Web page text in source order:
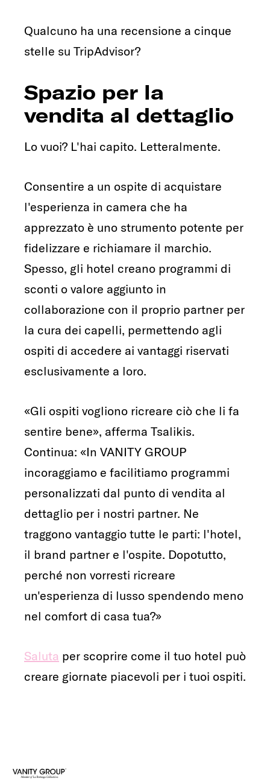
Qualcuno ha una recensione a cinque
stelle su TripAdvisor?
Spazio per la
vendita al dettaglio
Lo vuoi? L'hai capito. Letteralmente.
Consentire a un ospite di acquistare
l'esperienza in camera che ha
apprezzato è uno strumento potente per
fidelizzare e richiamare il marchio.
Spesso, gli hotel creano programmi di
sconti o valore aggiunto in
collaborazione con il proprio partner per
la cura dei capelli, permettendo agli
ospiti di accedere ai vantaggi riservati
esclusivamente a loro.
«Gli ospiti vogliono ricreare ciò che li fa
sentire bene», afferma Tsalikis.
Continua: «In VANITY GROUP
incoraggiamo e facilitiamo programmi
personalizzati dal punto di vendita al
dettaglio per i nostri partner. Ne
traggono vantaggio tutte le parti: l'hotel,
il brand partner e l'ospite. Dopotutto,
perché non vorresti ricreare
un'esperienza di lusso spendendo meno
nel comfort di casa tua?»
Saluta per scoprire come il tuo hotel può
creare giornate piacevoli per i tuoi ospiti.